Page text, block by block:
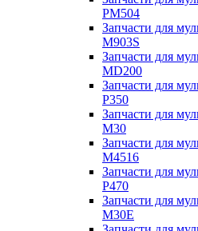
PM504
Запчасти для
M903S
Запчасти для
MD200
Запчасти для
P350
Запчасти для
M30
Запчасти для
M4516
Запчасти для
P470
Запчасти для
M30E